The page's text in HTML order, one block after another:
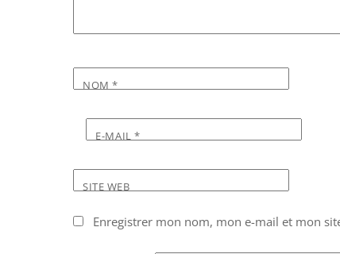
NOM*
E-MAIL*
SITE WEB
Enregistrer mon nom, mon e-mail et mon